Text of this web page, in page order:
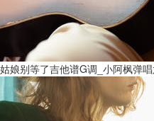
姑娘别等了吉他谱G调_小阿枫弹